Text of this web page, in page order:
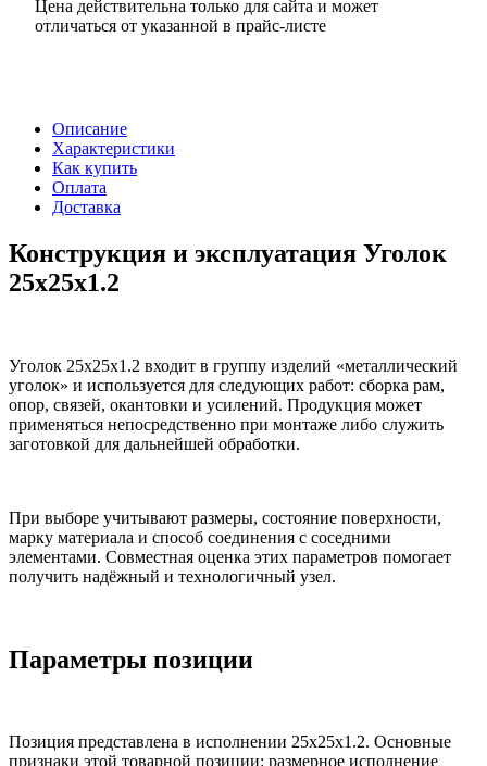
Цена действительна только для сайта и может
отличаться от указанной в прайс-листе
Описание
Характеристики
Как купить
Оплата
Доставка
Конструкция и эксплуатация Уголок
25х25х1.2
Уголок 25х25х1.2 входит в группу изделий «металлический
уголок» и используется для следующих работ: сборка рам,
опор, связей, окантовки и усилений. Продукция может
применяться непосредственно при монтаже либо служить
заготовкой для дальнейшей обработки.
При выборе учитывают размеры, состояние поверхности,
марку материала и способ соединения с соседними
элементами. Совместная оценка этих параметров помогает
получить надёжный и технологичный узел.
Параметры позиции
Позиция представлена в исполнении 25х25х1.2. Основные
признаки этой товарной позиции: размерное исполнение